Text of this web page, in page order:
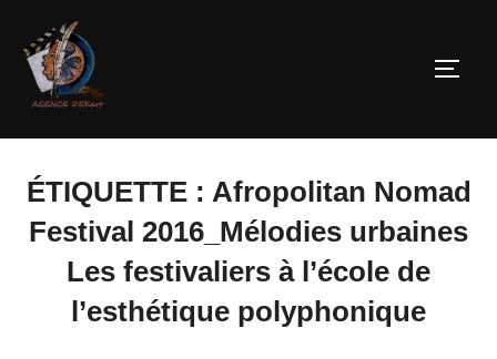
ÉTIQUETTE : Afropolitan Nomad
Festival 2016_Mélodies urbaines
Les festivaliers à l’école de
l’esthétique polyphonique